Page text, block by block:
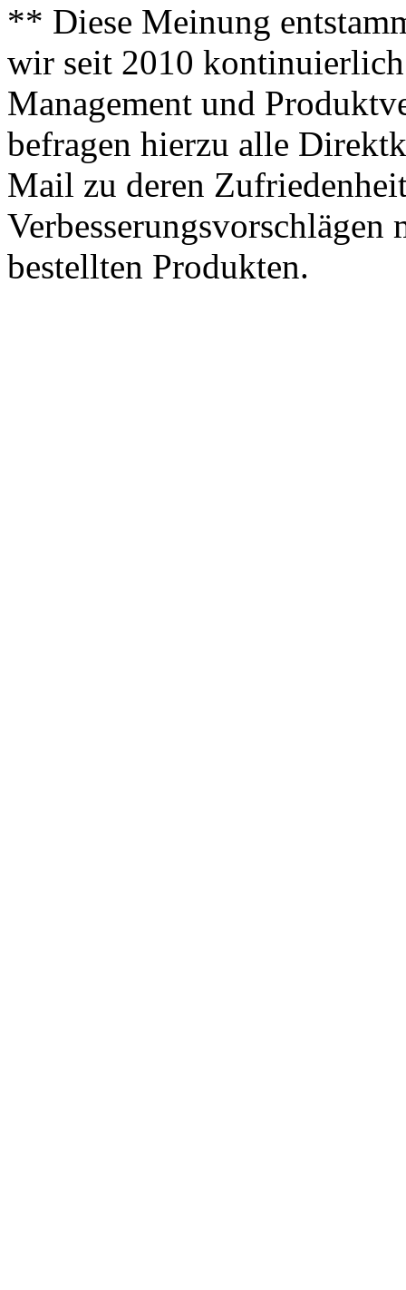
** Diese Meinung
wir seit 2010
Management und
befragen hierzu alle
Mail zu deren
bestellten Produkten.